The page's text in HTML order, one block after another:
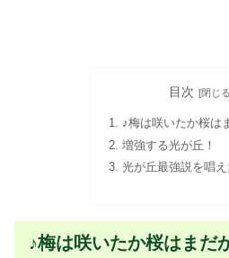
目次
♪梅は咲いたか桜は
増強する光が丘！
光が丘最強説を唱え
♪梅は咲いたか桜はまだ